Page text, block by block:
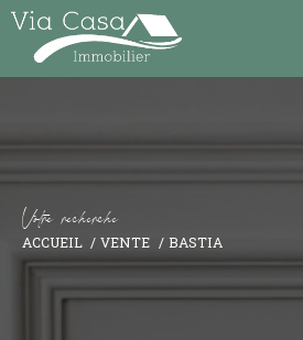
Votre recherche
ACCUEIL VENTE BASTIA